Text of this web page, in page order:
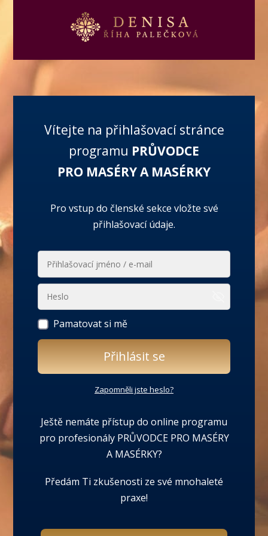
Vítejte na přihlašovací stránce
programu PRŮVODCE
PRO MASÉRY A MASÉRKY
Pro vstup do členské sekce vložte své
přihlašovací údaje.
Pamatovat si mě
Přihlásit se
Zapomněli jste heslo?
Ještě nemáte přístup do online programu
pro profesionály PRŮVODCE PRO MASÉRY
A MASÉRKY?
Předám Ti zkušenosti ze své mnohaleté
praxe!